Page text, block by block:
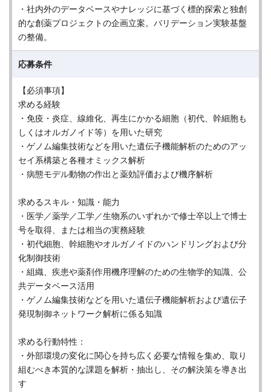
・社内外のデータベースやナレッジに基づく標的探索と独創
的な創薬プロジェクトの企画立案。バリデーション実験基盤
の整備。
応募条件
【必須事項】
求める経験
・免疫・炎症、線維化、再生にかかる細胞（初代、幹細胞も
しくはオルガノイド等）を用いた研究
・ゲノム編集技術などを用いた遺伝子機能解析のためのアッ
セイ系構築と各種オミックス解析
・病態モデル動物の作出と薬効評価および機序解析
求めるスキル・知識・能力
・医学／薬学／工学／生物系のいずれかで修士卒以上で博士
号を取得、または相当の実務経験
・初代細胞、幹細胞やオルガノイドのハンドリングおよび分
化制御技術
・組織、疾患や薬剤作用機序理解のための生物学的知識、公
共データベース活用
・ゲノム編集技術などを用いた遺伝子機能解析および遺伝子
発現制御ネットワーク解析に係る知識
求める行動特性：
・外部環境の変化に関心を持ち広く必要な情報を集め、取り
組むべき本質的な課題を解析・抽出し、その解決策を導き出
す